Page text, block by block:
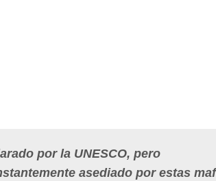
por la UNESCO, pero
asediado por estas